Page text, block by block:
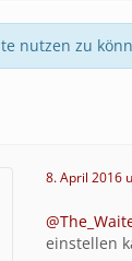
nutzen zu
8. April 2016
einstellen